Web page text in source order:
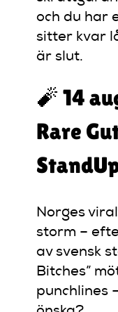
och du har
sitter kvar
är slut.
🧨 14
Rare
Norges
storm –
av svensk
Bitches”
punchlines